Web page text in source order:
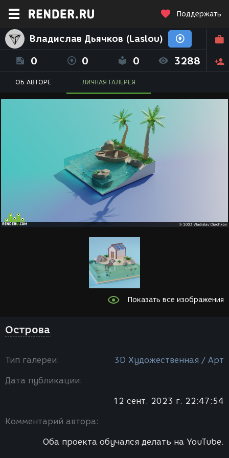
Поддержать
Владислав Дьячков (Laslou)
0 0 0 3288
ОБ АВТОРЕ ЛИЧНАЯ ГАЛЕРЕЯ
Показать все изображения
Острова
Тип галереи: 3D Художественная / Арт
Дата публикации:
12 сент. 2023 г. 22:47:54
Комментарий автора:
Оба проекта обучался делать на YouTube.